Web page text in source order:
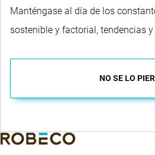
Manténgase al día de los
sostenible y factorial, tendencias y
NO SE LO